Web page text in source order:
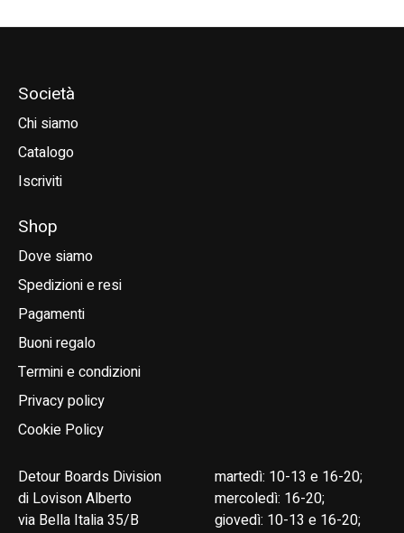
Società
Chi siamo
Catalogo
Iscriviti
Shop
Dove siamo
Spedizioni e resi
Pagamenti
Buoni regalo
Termini e condizioni
Privacy policy
Cookie Policy
Detour Boards Division
di Lovison Alberto
via Bella Italia 35/B
martedì: 10-13 e 16-20;
mercoledì: 16-20;
giovedì: 10-13 e 16-20;